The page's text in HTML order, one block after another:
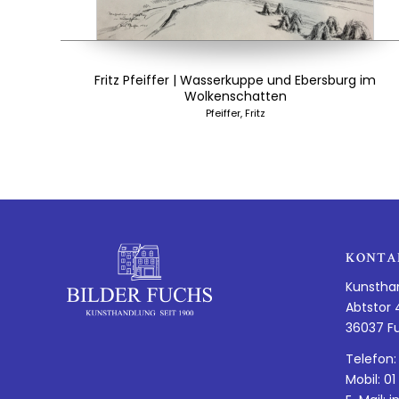
Fritz Pfeiffer | Wasserkuppe und Ebersburg im
Wolkenschatten
Pfeiffer, Fritz
Abtstor
36037
Mobil: